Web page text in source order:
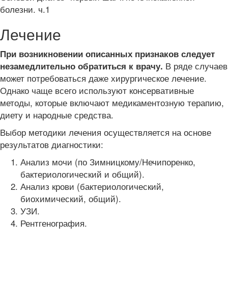
болезни. ч.1
Лечение
При возникновении описанных признаков следует
незамедлительно обратиться к врачу. В ряде случаев
может потребоваться даже хирургическое лечение.
Однако чаще всего используют консервативные
методы, которые включают медикаментозную терапию,
диету и народные средства.
Выбор методики лечения осуществляется на основе
результатов диагностики:
Анализ мочи (по Зимницкому/Нечипоренко,
бактериологический и общий).
Анализ крови (бактериологический,
биохимический, общий).
УЗИ.
Рентгенография.